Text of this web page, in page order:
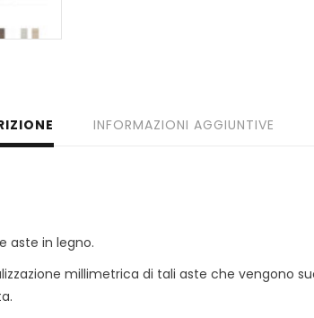
INFORMAZIONI AGGIUNTIVE
aste in legno.
millimetrica di tali aste che vengono